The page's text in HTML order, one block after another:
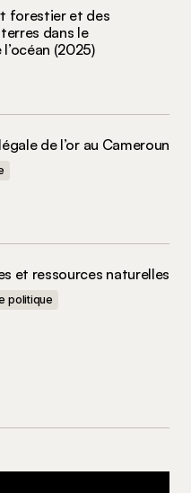
forestier et des
dans le
(2025)
de l’or au Cameroun
et ressources naturelles
politique